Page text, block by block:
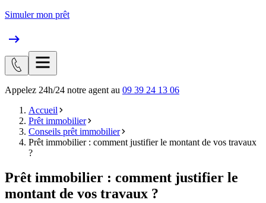
Simuler mon prêt
Appelez 24h/24 notre agent au 09 39 24 13 06
Accueil
Prêt immobilier
Conseils prêt immobilier
Prêt immobilier : comment justifier le montant de vos travaux
?
Prêt immobilier : comment justifier le
montant de vos travaux ?